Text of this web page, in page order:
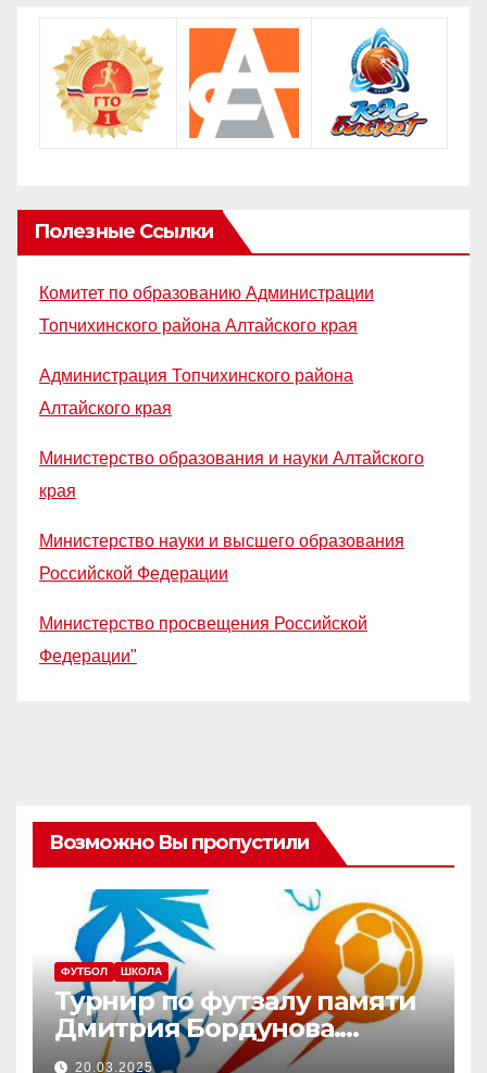
Полезные Ссылки
Комитет по образованию Администрации
Топчихинского района Алтайского края
Администрация Топчихинского района
Алтайского края
Министерство образования и науки Алтайского
края
Министерство науки и высшего образования
Российской Федерации
Министерство просвещения Российской
Федерации"
Возможно Вы пропустили
ФУТБОЛ ШКОЛА
Турнир по футзалу памяти
Дмитрия Бордунова.
Юноши — 2012-2013 г.р.
20.03.2025